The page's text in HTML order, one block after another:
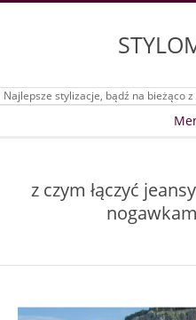
Najlepsze stylizacje, bądź na bieżąco
z czym łączyć